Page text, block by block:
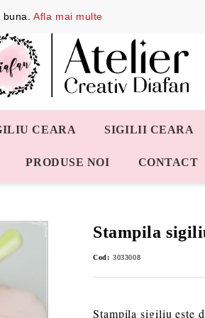
CEARA SIGILII CEARA
PRODUSE NOI CONTACT
Stampila
Cod: 3033008
Stampila sigiliu este
buna.Afla mai multe